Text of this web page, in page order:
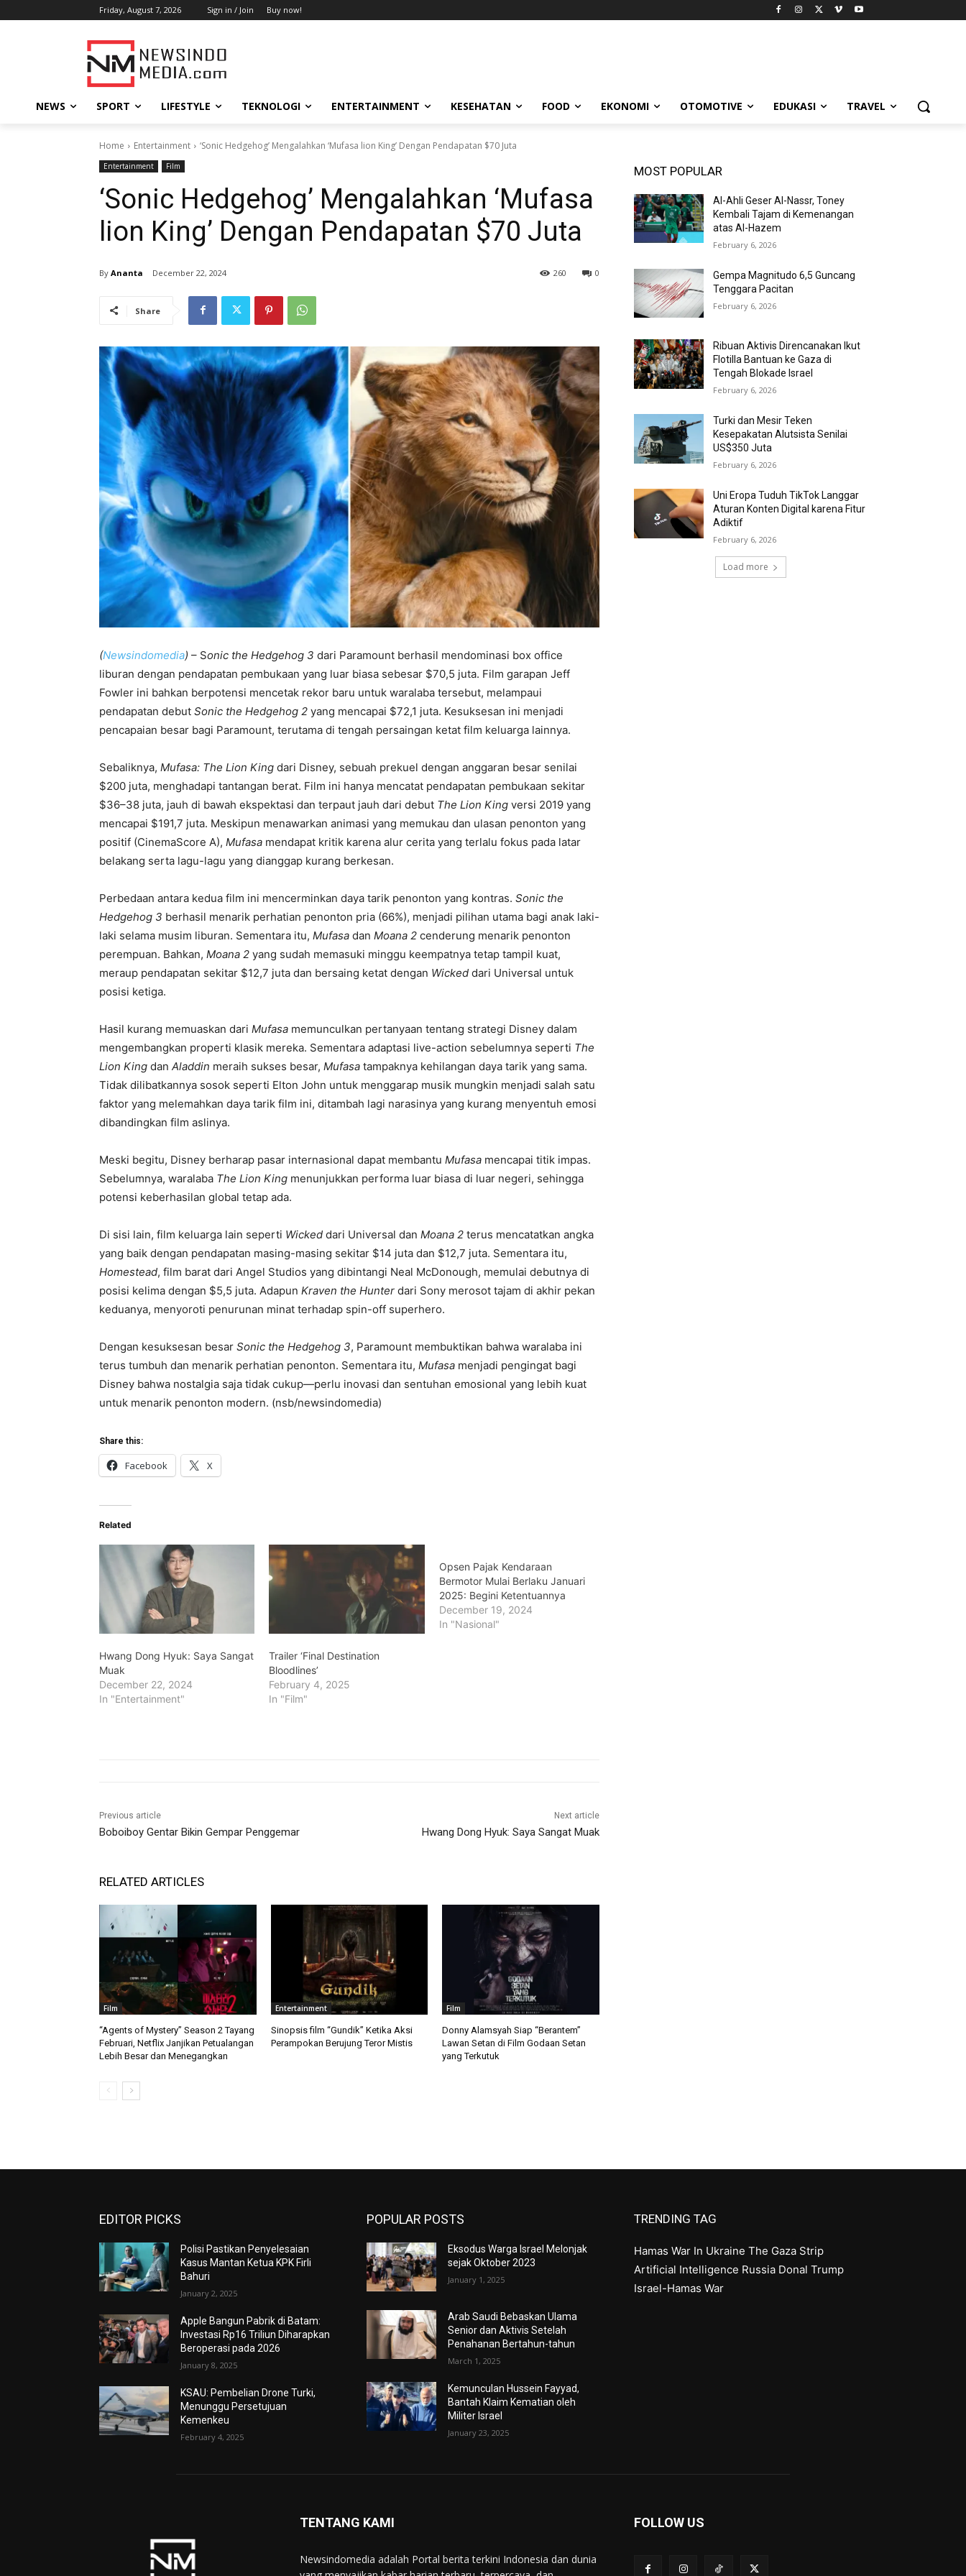
Friday, August 7, 2026 Sign in / Join Buy now!
NEWS SPORT LIFESTYLE TEKNOLOGI ENTERTAINMENT KESEHATAN FOOD EKONOMI OTOMOTIVE EDUKASI TRAVEL
Home Entertainment ‘Sonic Hedgehog’ Mengalahkan ‘Mufasa lion King’ Dengan Pendapatan $70 Juta
Entertainment Film
‘Sonic Hedgehog’ Mengalahkan ‘Mufasa
lion King’ Dengan Pendapatan $70 Juta
By Ananta December 22, 2024 0
260
Share
(Newsindomedia) – Sonic the Hedgehog 3 dari Paramount berhasil mendominasi box office
liburan dengan pendapatan pembukaan yang luar biasa sebesar $70,5 juta. Film garapan Jeff
Fowler ini bahkan berpotensi mencetak rekor baru untuk waralaba tersebut, melampaui
pendapatan debut Sonic the Hedgehog 2 yang mencapai $72,1 juta. Kesuksesan ini menjadi
pencapaian besar bagi Paramount, terutama di tengah persaingan ketat film keluarga lainnya.
Sebaliknya, Mufasa: The Lion King dari Disney, sebuah prekuel dengan anggaran besar senilai
$200 juta, menghadapi tantangan berat. Film ini hanya mencatat pendapatan pembukaan sekitar
$36–38 juta, jauh di bawah ekspektasi dan terpaut jauh dari debut The Lion King versi 2019 yang
mencapai $191,7 juta. Meskipun menawarkan animasi yang memukau dan ulasan penonton yang
positif (CinemaScore A), Mufasa mendapat kritik karena alur cerita yang terlalu fokus pada latar
belakang serta lagu-lagu yang dianggap kurang berkesan.
Perbedaan antara kedua film ini mencerminkan daya tarik penonton yang kontras. Sonic the
Hedgehog 3 berhasil menarik perhatian penonton pria (66%), menjadi pilihan utama bagi anak laki-
laki selama musim liburan. Sementara itu, Mufasa dan Moana 2 cenderung menarik penonton
perempuan. Bahkan, Moana 2 yang sudah memasuki minggu keempatnya tetap tampil kuat,
meraup pendapatan sekitar $12,7 juta dan bersaing ketat dengan Wicked dari Universal untuk
posisi ketiga.
Hasil kurang memuaskan dari Mufasa memunculkan pertanyaan tentang strategi Disney dalam
mengembangkan properti klasik mereka. Sementara adaptasi live-action sebelumnya seperti The
Lion King dan Aladdin meraih sukses besar, Mufasa tampaknya kehilangan daya tarik yang sama.
Tidak dilibatkannya sosok seperti Elton John untuk menggarap musik mungkin menjadi salah satu
faktor yang melemahkan daya tarik film ini, ditambah lagi narasinya yang kurang menyentuh emosi
dibandingkan film aslinya.
Meski begitu, Disney berharap pasar internasional dapat membantu Mufasa mencapai titik impas.
Sebelumnya, waralaba The Lion King menunjukkan performa luar biasa di luar negeri, sehingga
potensi keberhasilan global tetap ada.
Di sisi lain, film keluarga lain seperti Wicked dari Universal dan Moana 2 terus mencatatkan angka
yang baik dengan pendapatan masing-masing sekitar $14 juta dan $12,7 juta. Sementara itu,
Homestead, film barat dari Angel Studios yang dibintangi Neal McDonough, memulai debutnya di
posisi kelima dengan $5,5 juta. Adapun Kraven the Hunter dari Sony merosot tajam di akhir pekan
keduanya, menyoroti penurunan minat terhadap spin-off superhero.
Dengan kesuksesan besar Sonic the Hedgehog 3, Paramount membuktikan bahwa waralaba ini
terus tumbuh dan menarik perhatian penonton. Sementara itu, Mufasa menjadi pengingat bagi
Disney bahwa nostalgia saja tidak cukup—perlu inovasi dan sentuhan emosional yang lebih kuat
untuk menarik penonton modern. (nsb/newsindomedia)
Share this:
Facebook X
Related
Hwang Dong Hyuk: Saya Sangat
Muak
December 22, 2024
In "Entertainment"
Trailer ‘Final Destination
Bloodlines’
February 4, 2025
In "Film"
Opsen Pajak Kendaraan
Bermotor Mulai Berlaku Januari
2025: Begini Ketentuannya
December 19, 2024
In "Nasional"
Previous article
Boboiboy Gentar Bikin Gempar Penggemar
Next article
Hwang Dong Hyuk: Saya Sangat Muak
RELATED ARTICLES
Film
“Agents of Mystery” Season 2 Tayang
Februari, Netflix Janjikan Petualangan
Lebih Besar dan Menegangkan
Entertainment
Sinopsis film “Gundik” Ketika Aksi
Perampokan Berujung Teror Mistis
Film
Donny Alamsyah Siap “Berantem”
Lawan Setan di Film Godaan Setan
yang Terkutuk
MOST POPULAR
Al-Ahli Geser Al-Nassr, Toney
Kembali Tajam di Kemenangan
atas Al-Hazem
February 6, 2026
Gempa Magnitudo 6,5 Guncang
Tenggara Pacitan
February 6, 2026
Ribuan Aktivis Direncanakan Ikut
Flotilla Bantuan ke Gaza di
Tengah Blokade Israel
February 6, 2026
Turki dan Mesir Teken
Kesepakatan Alutsista Senilai
US$350 Juta
February 6, 2026
Uni Eropa Tuduh TikTok Langgar
Aturan Konten Digital karena Fitur
Adiktif
February 6, 2026
Load more
EDITOR PICKS
Polisi Pastikan Penyelesaian
Kasus Mantan Ketua KPK Firli
Bahuri
January 2, 2025
Apple Bangun Pabrik di Batam:
Investasi Rp16 Triliun Diharapkan
Beroperasi pada 2026
January 8, 2025
KSAU: Pembelian Drone Turki,
Menunggu Persetujuan
Kemenkeu
February 4, 2025
POPULAR POSTS
Eksodus Warga Israel Melonjak
sejak Oktober 2023
January 1, 2025
Arab Saudi Bebaskan Ulama
Senior dan Aktivis Setelah
Penahanan Bertahun-tahun
March 1, 2025
Kemunculan Hussein Fayyad,
Bantah Klaim Kematian oleh
Militer Israel
January 23, 2025
TRENDING TAG
Hamas War In Ukraine The Gaza Strip
Artificial Intelligence Russia Donal Trump
Israel-Hamas War
TENTANG KAMI
Newsindomedia adalah Portal berita terkini Indonesia dan dunia
FOLLOW US